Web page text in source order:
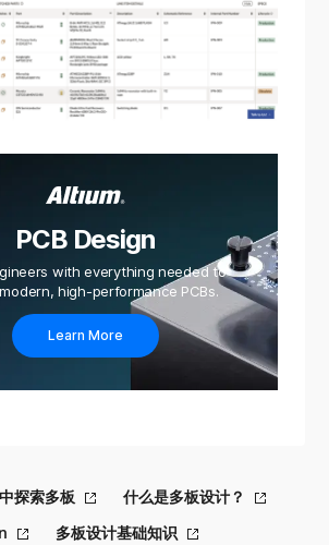
PCB Design
with everything needed to
high-performance PCBs.
Learn More
探索多板
什么是多板设计？
多板设计基础知识